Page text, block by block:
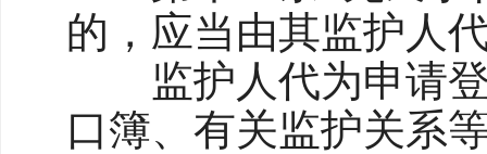
的，应当由其监护人
监护人代为申请登
口簿、有关监护关系